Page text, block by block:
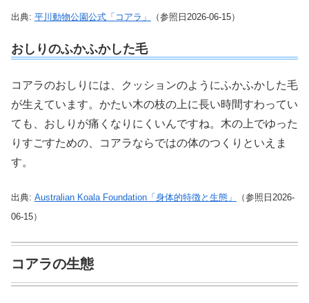
出典: 平川動物公園公式「コアラ」 （参照日2026-06-15）
おしりのふかふかした毛
コアラのおしりには、クッションのようにふかふかした毛
が生えています。かたい木の枝の上に長い時間すわってい
ても、おしりが痛くなりにくいんですね。木の上でゆった
りすごすための、コアラならではの体のつくりといえま
す。
出典: Australian Koala Foundation「身体的特徴と生態」
（参照日2026-
06-15）
コアラの生態